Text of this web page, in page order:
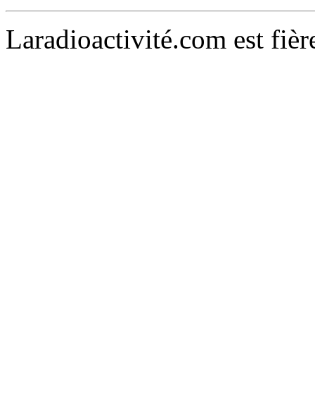
Laradioactivité.com est